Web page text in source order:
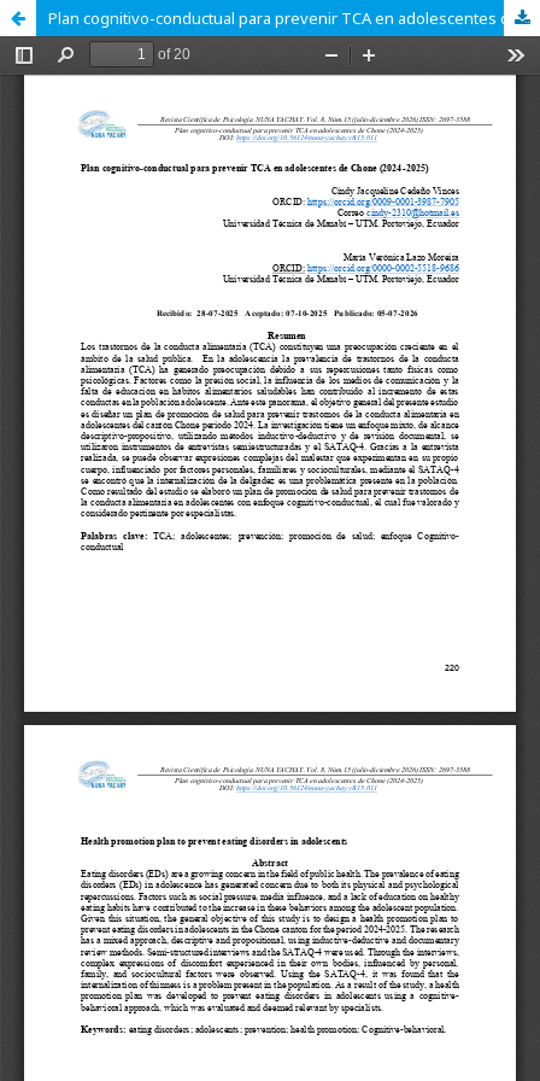
Plan cognitivo-conductual para prevenir TCA en adolescentes de Chone (2024-2025)